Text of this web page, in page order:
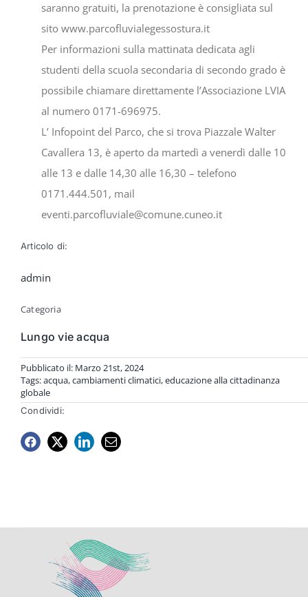
saranno gratuiti, la prenotazione è consigliata sul
sito www.parcofluvialegessostura.it
Per informazioni sulla mattinata dedicata agli
studenti della scuola secondaria di secondo grado è
possibile chiamare direttamente l’Associazione LVIA
al numero 0171-696975.
L’ Infopoint del Parco, che si trova Piazzale Walter
Cavallera 13, è aperto da martedì a venerdì dalle 10
alle 13 e dalle 14,30 alle 16,30 – telefono
0171.444.501, mail
eventi.parcofluviale@comune.cuneo.it
Articolo di:
admin
Categoria
Lungo vie acqua
Pubblicato il: Marzo 21st, 2024
Tags:acqua,cambiamenti climatici,educazione alla cittadinanza
globale
Condividi: